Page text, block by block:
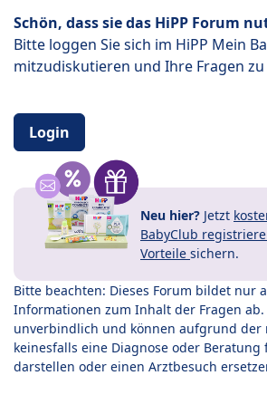
Schön, dass sie das HiPP Forum
Bitte loggen Sie sich im HiPP Mein
mitzudiskutieren und Ihre Fragen zu
Login
Neu hier? Jetzt
BabyClub
Vorteile sichern.
Bitte beachten: Dieses Forum bildet nur
Informationen zum Inhalt der Fragen
unverbindlich und können aufgrund der
keinesfalls eine Diagnose oder Beratung
darstellen oder einen Arztbesuch